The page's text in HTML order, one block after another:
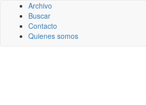
Archivo
Buscar
Contacto
Quienes somos